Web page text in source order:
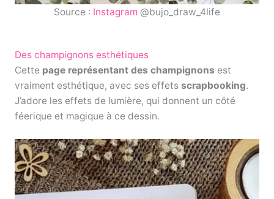
Source : Instagram @bujo_draw_4life
Des champignons esthétiques
Cette page représentant des champignons est
vraiment esthétique, avec ses effets scrapbooking.
J’adore les effets de lumière, qui donnent un côté
féerique et magique à ce dessin.